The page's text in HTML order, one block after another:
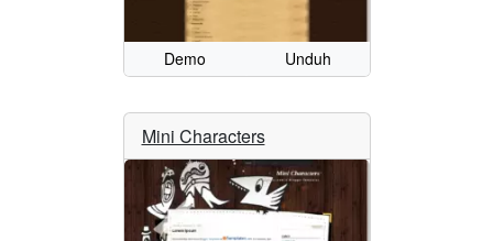
Demo Unduh
Mini Characters